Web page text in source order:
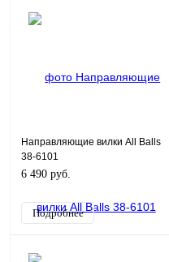
Направляющие вилки All Balls
38-6101
6 490 руб.
Подробнее